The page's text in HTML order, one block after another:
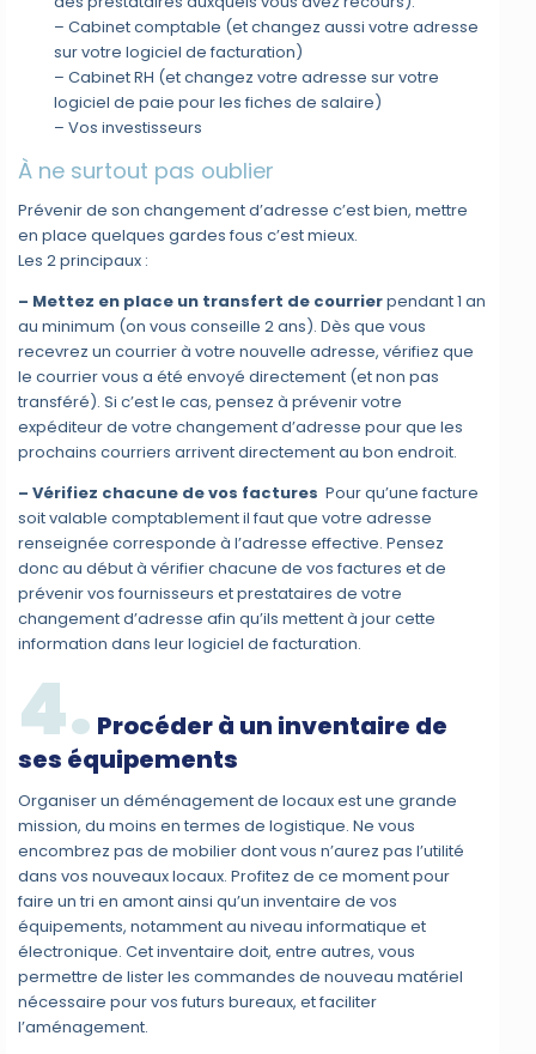
– Cabinet comptable (et changez aussi votre adresse
sur votre logiciel de facturation)
– Cabinet RH (et changez votre adresse sur votre
logiciel de paie pour les fiches de salaire)
– Vos investisseurs
À ne surtout pas oublier
Prévenir de son changement d’adresse c’est bien, mettre
en place quelques gardes fous c’est mieux.
Les 2 principaux :
– Mettez en place un transfert de courrierpendant 1 an
au minimum (on vous conseille 2 ans). Dès que vous
recevrez un courrier à votre nouvelle adresse, vérifiez que
le courrier vous a été envoyé directement (et non pas
transféré). Si c’est le cas, pensez à prévenir votre
expéditeur de votre changement d’adresse pour que les
prochains courriers arrivent directement au bon endroit.
– Vérifiez chacune de vos factures Pour qu’une facture
soit valable comptablement il faut que votre adresse
renseignée corresponde à l’adresse effective. Pensez
donc au début à vérifier chacune de vos factures et de
prévenir vos fournisseurs et prestataires de votre
changement d’adresse afin qu’ils mettent à jour cette
information dans leur logiciel de facturation.
4. Procéder à un inventaire de
ses équipements
Organiser un déménagement de locaux est une grande
mission, du moins en termes de logistique. Ne vous
encombrez pas de mobilier dont vous n’aurez pas l’utilité
dans vos nouveaux locaux. Profitez de ce moment pour
faire un tri en amont ainsi qu’un inventaire de vos
équipements, notamment au niveau informatique et
électronique. Cet inventaire doit, entre autres, vous
permettre de lister les commandes de nouveau matériel
nécessaire pour vos futurs bureaux, et faciliter
l’aménagement.